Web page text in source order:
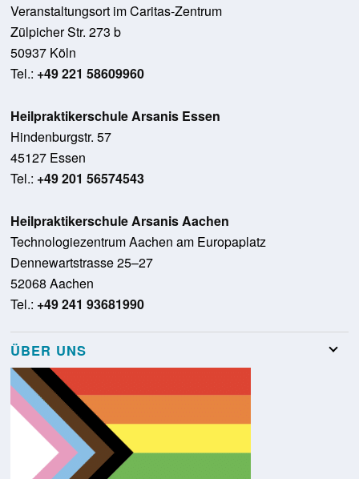
Veranstaltungsort im Caritas-Zentrum
Zülpicher Str. 273 b
50937 Köln
Tel.: +49 221 58609960
Heilpraktikerschule Arsanis Essen
Hindenburgstr. 57
45127 Essen
Tel.: +49 201 56574543
Heilpraktikerschule Arsanis Aachen
Technologiezentrum Aachen am Europaplatz
Dennewartstrasse 25–27
52068 Aachen
Tel.: +49 241 93681990
ÜBER UNS
Team
Stellenangebote
Presse
Schulungsraumvermietung
Glossar